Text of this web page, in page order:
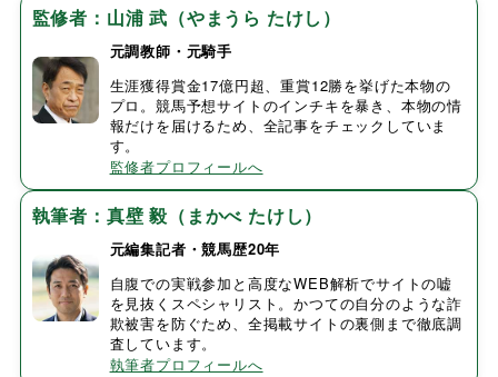
監修者：山浦 武（やまうら たけし）
元調教師・元騎手
生涯獲得賞金17億円超、重賞12勝を挙げた本物の
プロ。競馬予想サイトのインチキを暴き、本物の情
報だけを届けるため、全記事をチェックしていま
す。
監修者プロフィールへ
執筆者：真壁 毅（まかべ たけし）
元編集記者・競馬歴20年
自腹での実戦参加と高度なWEB解析でサイトの嘘
を見抜くスペシャリスト。かつての自分のような詐
欺被害を防ぐため、全掲載サイトの裏側まで徹底調
査しています。
執筆者プロフィールへ